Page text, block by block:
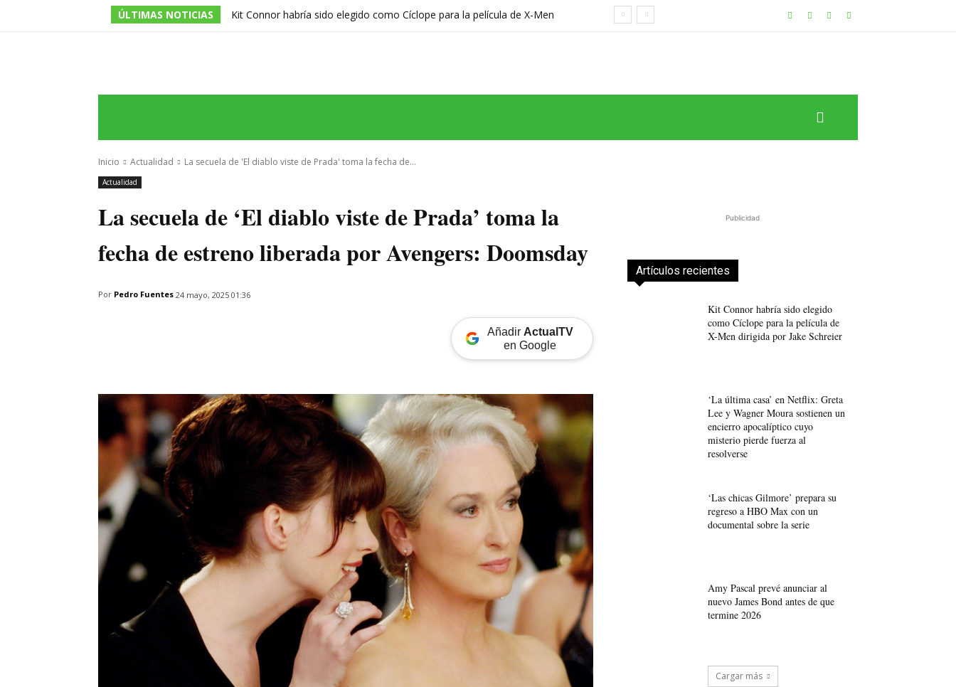
ÚLTIMAS NOTICIAS
Kit Connor habría sido elegido como Cíclope para la película de X-Men
Inicio Actualidad La secuela de 'El diablo viste de Prada' toma la fecha de...
Actualidad
La secuela de ‘El diablo viste de Prada’ toma la
fecha de estreno liberada por Avengers: Doomsday
Por Pedro Fuentes 24 mayo, 2025 01:36
Añadir ActualTV
en Google
Publicidad
Artículos recientes
Kit Connor habría sido elegido
como Cíclope para la película de
X-Men dirigida por Jake Schreier
‘La última casa’ en Netflix: Greta
Lee y Wagner Moura sostienen un
encierro apocalíptico cuyo
misterio pierde fuerza al
resolverse
‘Las chicas Gilmore’ prepara su
regreso a HBO Max con un
documental sobre la serie
Amy Pascal prevé anunciar al
nuevo James Bond antes de que
termine 2026
Cargar más